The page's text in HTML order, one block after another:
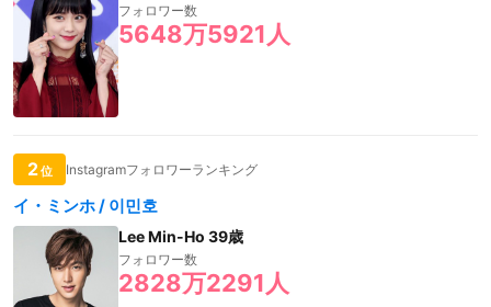
フォロワー数
5648万5921人
2位 Instagramフォロワーランキング
イ・ミンホ / 이민호
Lee Min-Ho 39歳
フォロワー数
2828万2291人